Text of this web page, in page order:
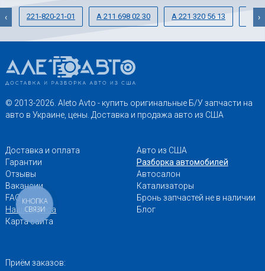
221-820-21-01 A 211 698 02 30 A 221 320 56 13 A
‹ ›
© 2013-2026. Aleto Avto - купить оригинальные Б/У запчасти на
авто в Украине, цены. Доставка и продажа авто из США
Доставка и оплата
Гарантии
Отзывы
Вакансии
FAQ
Наши адреса
Карта сайта
Авто из США
Разборка автомобилей
Автосалон
Катализаторы
Бронь запчастей не в наличии
Блог
Приём заказов:
КНОПКА
СВЯЗИ